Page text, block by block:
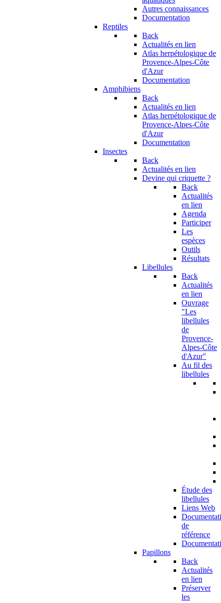
Autres connaissances
Documentation
Reptiles
Back
Actualités en lien
Atlas herpétologique de
Provence-Alpes-Côte
d'Azur
Documentation
Amphibiens
Back
Actualités en lien
Atlas herpétologique de
Provence-Alpes-Côte
d'Azur
Documentation
Insectes
Back
Actualités en lien
Devine qui criquette ?
Back
Actualités
en lien
Agenda
Participer
Les
espèces
Outils
Résultats
Libellules
Back
Actualités
en lien
Ouvrage
"Les
libellules
de
Provence-
Alpes-Côte
d'Azur"
Au fil des
libellules
Étude des
libellules
Liens Web
de
référence
Papillons
Back
Actualités
en lien
Préserver
les